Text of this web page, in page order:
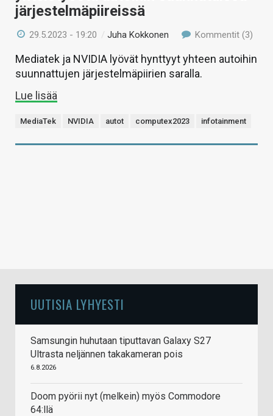
järjestelmäpiireissä
29.5.2023 - 19:20 /Juha Kokkonen Kommentit (3)
Mediatek ja NVIDIA lyövät hynttyyt yhteen autoihin
suunnattujen järjestelmäpiirien saralla.
Lue lisää
MediaTek NVIDIA autot computex2023 infotainment
UUTISIA LYHYESTI
Samsungin huhutaan tiputtavan Galaxy S27
Ultrasta neljännen takakameran pois
6.8.2026
Doom pyörii nyt (melkein) myös Commodore
64:llä